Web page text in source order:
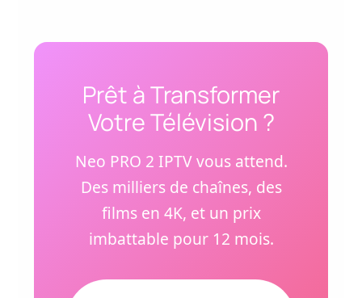
Prêt à Transformer
Votre Télévision ?
Neo PRO 2 IPTV vous attend.
Des milliers de chaînes, des
films en 4K, et un prix
imbattable pour 12 mois.